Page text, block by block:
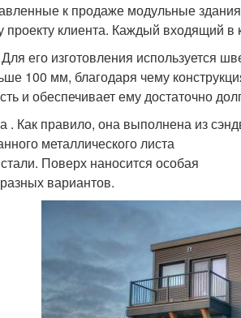
к продаже модульные
проекту клиента. Каждый входящий в
его изготовления используется
100 мм, благодаря чему
и обеспечивает ему достаточно
Как правило, она выполнена из
металлического листа
Поверх наносится особая
вариантов.